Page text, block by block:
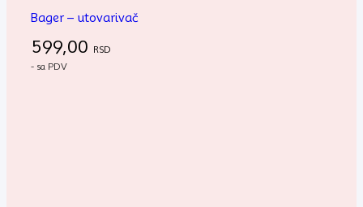
Bager – utovarivač
599,00 RSD
- sa PDV